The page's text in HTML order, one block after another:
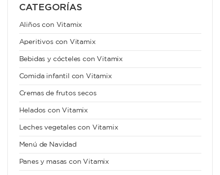
CATEGORÍAS
Aliños con Vitamix
Aperitivos con Vitamix
Bebidas y cócteles con Vitamix
Comida infantil con Vitamix
Cremas de frutos secos
Helados con Vitamix
Leches vegetales con Vitamix
Menú de Navidad
Panes y masas con Vitamix